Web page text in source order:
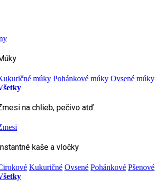
múky Pohánkové múky Ovsené múky
na chlieb, pečivo atď.
Instantné kaše a vločky
Kukuričné Ovsené Pohánkové Pšenové